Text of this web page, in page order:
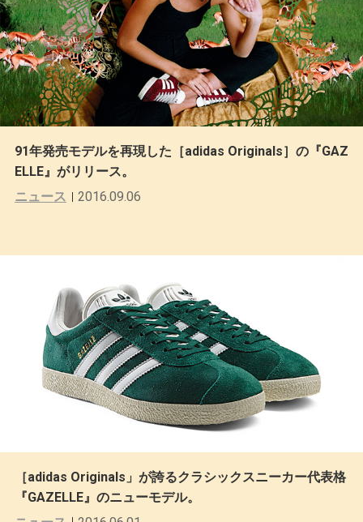
91年発売モデルを再現した［adidas Originals］の『GAZ
ELLE』がリリース。
ニュース
2016.09.06
［adidas Originals」が誇るクラシックスニーカー代表格
『GAZELLE』のニューモデル。